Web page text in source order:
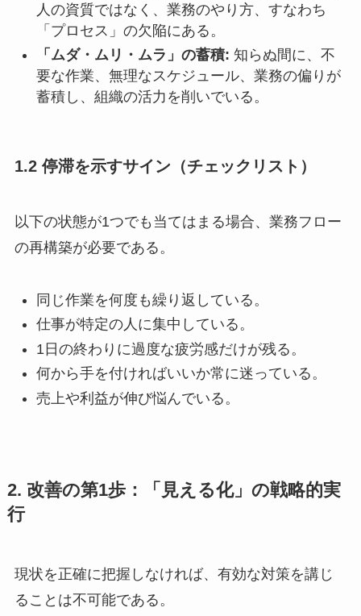
人の資質ではなく、業務のやり方、すなわち
「プロセス」の欠陥にある。
「ムダ・ムリ・ムラ」の蓄積: 知らぬ間に、不
要な作業、無理なスケジュール、業務の偏りが
蓄積し、組織の活力を削いでいる。
1.2 停滞を示すサイン（チェックリスト）
以下の状態が1つでも当てはまる場合、業務フロー
の再構築が必要である。
同じ作業を何度も繰り返している。
仕事が特定の人に集中している。
1日の終わりに過度な疲労感だけが残る。
何から手を付ければいいか常に迷っている。
売上や利益が伸び悩んでいる。
2. 改善の第1歩：「見える化」の戦略的実
行
現状を正確に把握しなければ、有効な対策を講じ
ることは不可能である。